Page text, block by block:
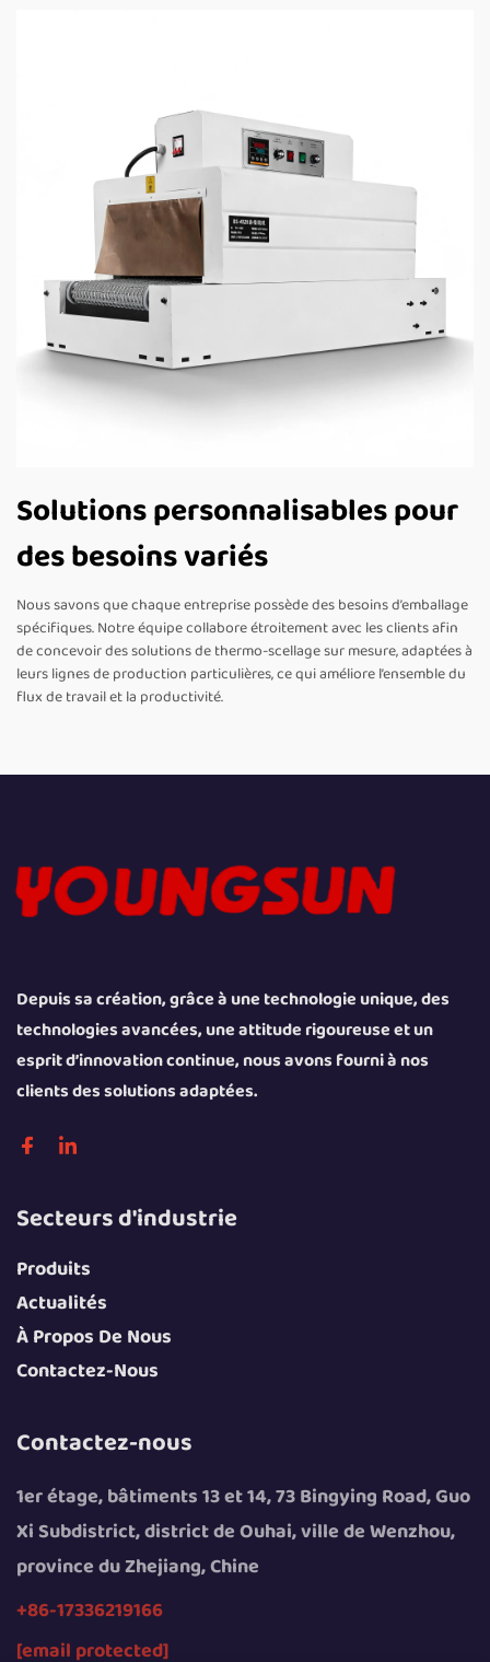
Solutions personnalisables pour
des besoins variés
Nous savons que chaque entreprise possède des besoins d’emballage
spécifiques. Notre équipe collabore étroitement avec les clients afin
de concevoir des solutions de thermo-scellage sur mesure, adaptées à
leurs lignes de production particulières, ce qui améliore l’ensemble du
flux de travail et la productivité.
Depuis sa création, grâce à une technologie unique, des
technologies avancées, une attitude rigoureuse et un
esprit d’innovation continue, nous avons fourni à nos
clients des solutions adaptées.
Secteurs d'industrie
Produits
Actualités
À Propos De Nous
Contactez-Nous
Contactez-nous
1er étage, bâtiments 13 et 14, 73 Bingying Road, Guo
Xi Subdistrict, district de Ouhai, ville de Wenzhou,
province du Zhejiang, Chine
+86-17336219166
[email protected]